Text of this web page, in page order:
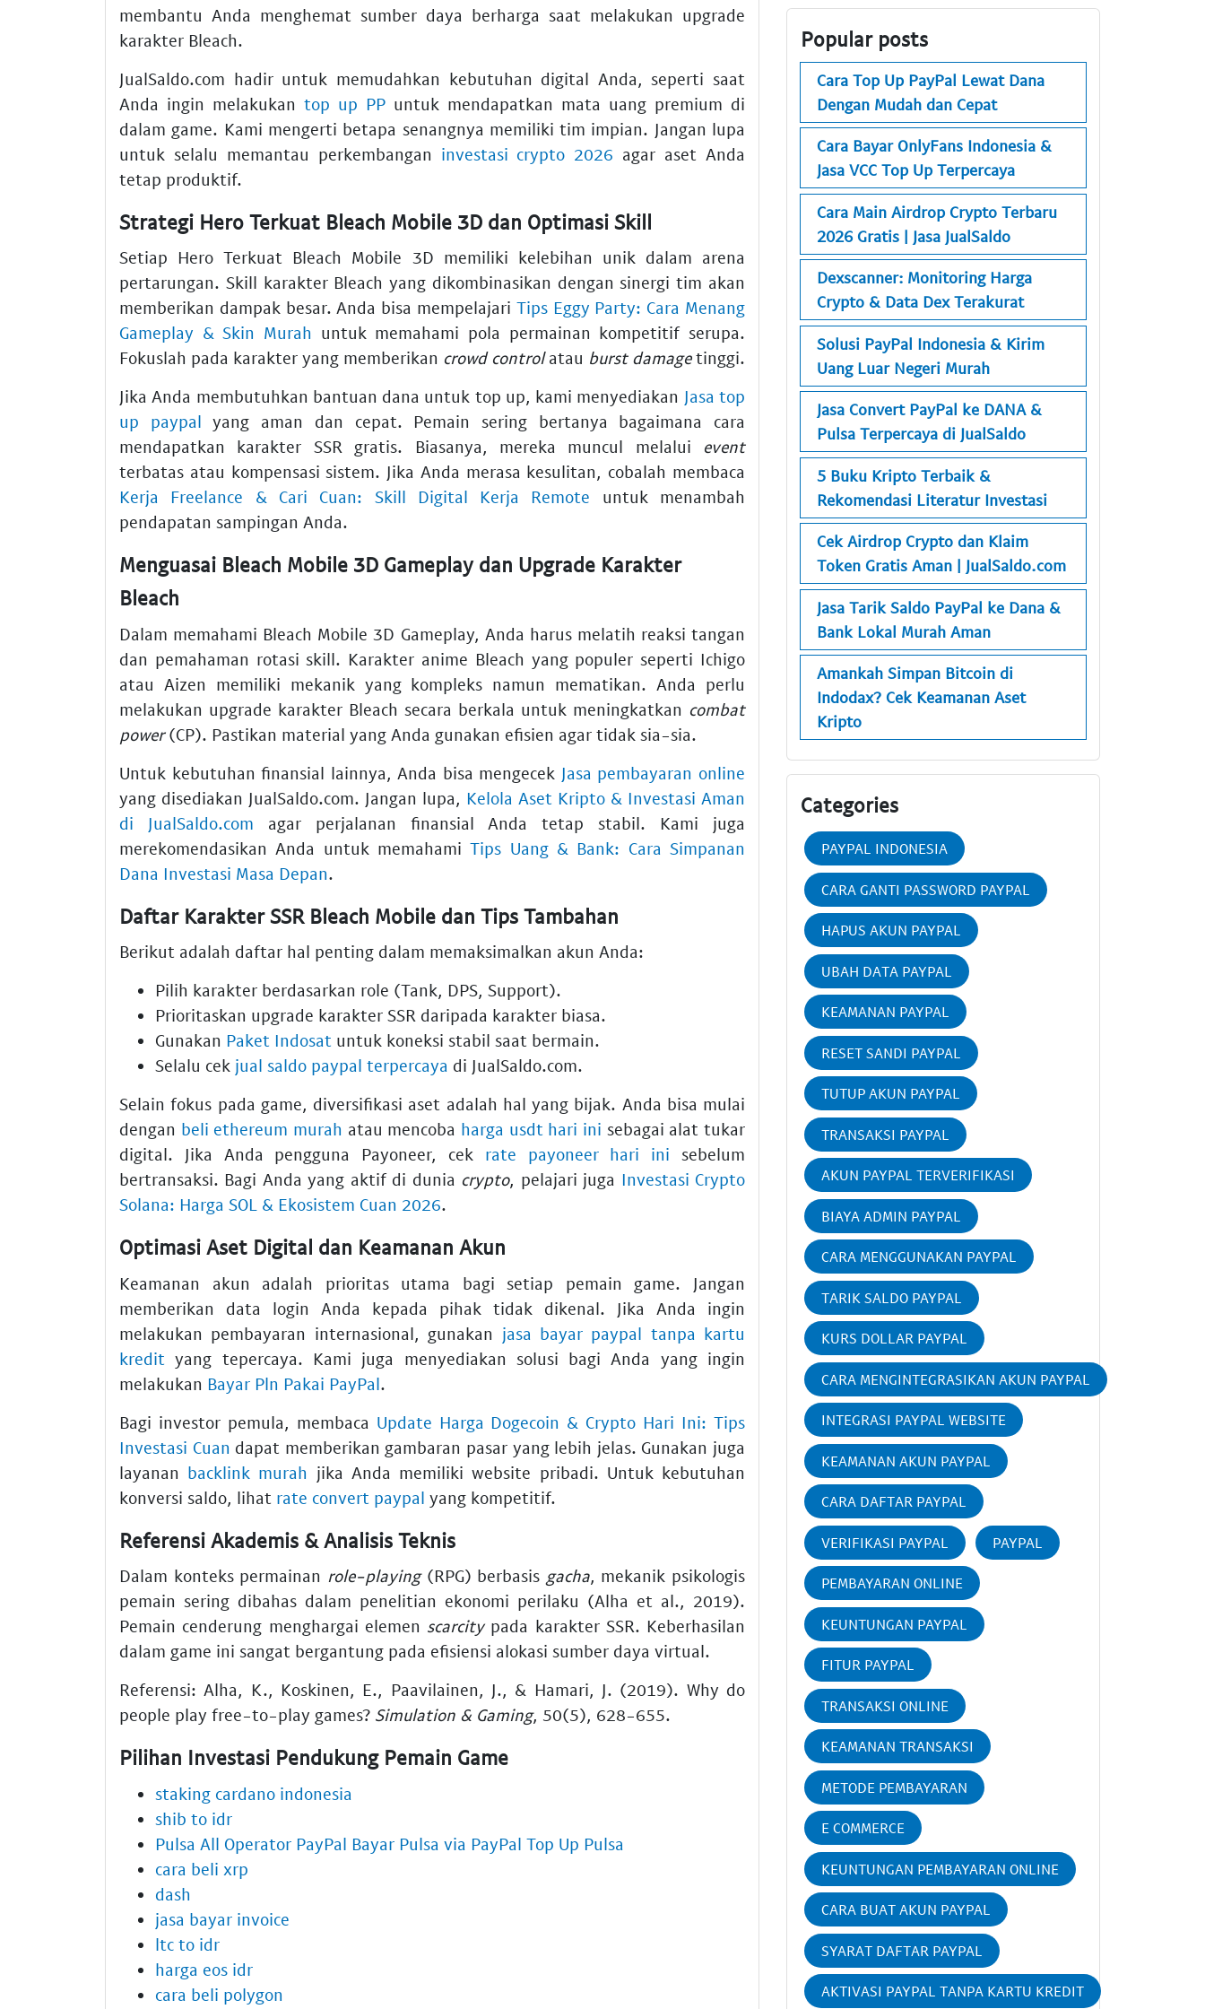
membantu Anda menghemat sumber daya berharga saat melakukan upgrade
karakter Bleach.
JualSaldo.com hadir untuk memudahkan kebutuhan digital Anda, seperti saat
Anda ingin melakukan top up PP untuk mendapatkan mata uang premium di
dalam game. Kami mengerti betapa senangnya memiliki tim impian. Jangan lupa
untuk selalu memantau perkembangan investasi crypto 2026 agar aset Anda
tetap produktif.
Strategi Hero Terkuat Bleach Mobile 3D dan Optimasi Skill
Setiap Hero Terkuat Bleach Mobile 3D memiliki kelebihan unik dalam arena
pertarungan. Skill karakter Bleach yang dikombinasikan dengan sinergi tim akan
memberikan dampak besar. Anda bisa mempelajari Tips Eggy Party: Cara Menang
Gameplay & Skin Murah untuk memahami pola permainan kompetitif serupa.
Fokuslah pada karakter yang memberikan crowd controlatau burst damagetinggi.
Jika Anda membutuhkan bantuan dana untuk top up, kami menyediakan Jasa top
up paypal yang aman dan cepat. Pemain sering bertanya bagaimana cara
mendapatkan karakter SSR gratis. Biasanya, mereka muncul melalui event
terbatas atau kompensasi sistem. Jika Anda merasa kesulitan, cobalah membaca
Kerja Freelance & Cari Cuan: Skill Digital Kerja Remote untuk menambah
pendapatan sampingan Anda.
Menguasai Bleach Mobile 3D Gameplay dan Upgrade Karakter
Bleach
Dalam memahami Bleach Mobile 3D Gameplay, Anda harus melatih reaksi tangan
dan pemahaman rotasi skill. Karakter anime Bleach yang populer seperti Ichigo
atau Aizen memiliki mekanik yang kompleks namun mematikan. Anda perlu
melakukan upgrade karakter Bleach secara berkala untuk meningkatkan combat
power(CP). Pastikan material yang Anda gunakan efisien agar tidak sia-sia.
Untuk kebutuhan finansial lainnya, Anda bisa mengecek Jasa pembayaran online
yang disediakan JualSaldo.com. Jangan lupa, Kelola Aset Kripto & Investasi Aman
di JualSaldo.com agar perjalanan finansial Anda tetap stabil. Kami juga
merekomendasikan Anda untuk memahamiTips Uang & Bank: Cara Simpanan
Dana Investasi Masa Depan.
Daftar Karakter SSR Bleach Mobile dan Tips Tambahan
Berikut adalah daftar hal penting dalam memaksimalkan akun Anda:
Pilih karakter berdasarkan role (Tank, DPS, Support).
Prioritaskan upgrade karakter SSR daripada karakter biasa.
Gunakan Paket Indosat untuk koneksi stabil saat bermain.
Selalu cek jual saldo paypal terpercaya di JualSaldo.com.
Selain fokus pada game, diversifikasi aset adalah hal yang bijak. Anda bisa mulai
dengan beli ethereum murah atau mencoba harga usdt hari ini sebagai alat tukar
digital. Jika Anda pengguna Payoneer, cek rate payoneer hari ini sebelum
bertransaksi. Bagi Anda yang aktif di dunia crypto, pelajari juga Investasi Crypto
Solana: Harga SOL & Ekosistem Cuan 2026.
Optimasi Aset Digital dan Keamanan Akun
Keamanan akun adalah prioritas utama bagi setiap pemain game. Jangan
memberikan data login Anda kepada pihak tidak dikenal. Jika Anda ingin
melakukan pembayaran internasional, gunakan jasa bayar paypal tanpa kartu
kredit yang tepercaya. Kami juga menyediakan solusi bagi Anda yang ingin
melakukan Bayar Pln Pakai PayPal.
Bagi investor pemula, membaca Update Harga Dogecoin & Crypto Hari Ini: Tips
Investasi Cuan dapat memberikan gambaran pasar yang lebih jelas. Gunakan juga
layanan backlink murah jika Anda memiliki website pribadi. Untuk kebutuhan
konversi saldo, lihat rate convert paypal yang kompetitif.
Referensi Akademis & Analisis Teknis
Dalam konteks permainan role-playing(RPG) berbasis gacha, mekanik psikologis
pemain sering dibahas dalam penelitian ekonomi perilaku (Alha et al., 2019).
Pemain cenderung menghargai elemen scarcitypada karakter SSR. Keberhasilan
dalam game ini sangat bergantung pada efisiensi alokasi sumber daya virtual.
Referensi: Alha, K., Koskinen, E., Paavilainen, J., & Hamari, J. (2019). Why do
people play free-to-play games? Simulation & Gaming, 50(5), 628-655.
Pilihan Investasi Pendukung Pemain Game
staking cardano indonesia
shib to idr
Pulsa All Operator PayPal Bayar Pulsa via PayPal Top Up Pulsa
cara beli xrp
dash
jasa bayar invoice
ltc to idr
harga eos idr
cara beli polygon
Popular posts
Cara Top Up PayPal Lewat Dana
Dengan Mudah dan Cepat
Cara Bayar OnlyFans Indonesia &
Jasa VCC Top Up Terpercaya
Cara Main Airdrop Crypto Terbaru
2026 Gratis | Jasa JualSaldo
Dexscanner: Monitoring Harga
Crypto & Data Dex Terakurat
Solusi PayPal Indonesia & Kirim
Uang Luar Negeri Murah
Jasa Convert PayPal ke DANA &
Pulsa Terpercaya di JualSaldo
5 Buku Kripto Terbaik &
Rekomendasi Literatur Investasi
Cek Airdrop Crypto dan Klaim
Token Gratis Aman | JualSaldo.com
Jasa Tarik Saldo PayPal ke Dana &
Bank Lokal Murah Aman
Amankah Simpan Bitcoin di
Indodax? Cek Keamanan Aset
Kripto
Categories
PAYPAL INDONESIA
CARA GANTI PASSWORD PAYPAL
HAPUS AKUN PAYPAL
UBAH DATA PAYPAL
KEAMANAN PAYPAL
RESET SANDI PAYPAL
TUTUP AKUN PAYPAL
TRANSAKSI PAYPAL
AKUN PAYPAL TERVERIFIKASI
BIAYA ADMIN PAYPAL
CARA MENGGUNAKAN PAYPAL
TARIK SALDO PAYPAL
KURS DOLLAR PAYPAL
CARA MENGINTEGRASIKAN AKUN PAYPAL
INTEGRASI PAYPAL WEBSITE
KEAMANAN AKUN PAYPAL
CARA DAFTAR PAYPAL
VERIFIKASI PAYPAL PAYPAL
PEMBAYARAN ONLINE
KEUNTUNGAN PAYPAL
FITUR PAYPAL
TRANSAKSI ONLINE
KEAMANAN TRANSAKSI
METODE PEMBAYARAN
E COMMERCE
KEUNTUNGAN PEMBAYARAN ONLINE
CARA BUAT AKUN PAYPAL
SYARAT DAFTAR PAYPAL
AKTIVASI PAYPAL TANPA KARTU KREDIT